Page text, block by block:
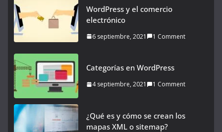
WordPress y el comercio
electrónico
6 septiembre, 2021 1 Comment
Categorías en WordPress
4 septiembre, 2021 1 Comment
¿Qué es y cómo se crean los
mapas XML o sitemap?